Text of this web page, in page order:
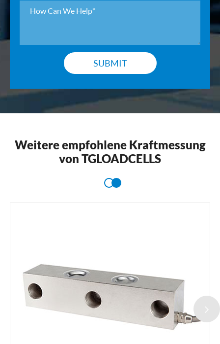
SUBMIT
Weitere empfohlene Kraftmessung
von TGLOADCELLS